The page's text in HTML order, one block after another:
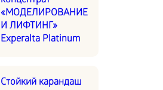
«МОДЕЛИРОВАНИЕ
И ЛИФТИНГ»
Experalta Platinum
Стойкий карандаш